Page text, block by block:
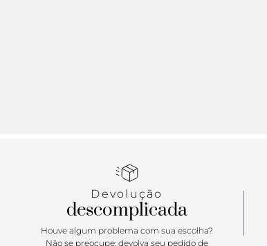
Devolução
descomplicada
Houve algum problema com sua escolha?
Não se preocupe: devolva seu pedido de